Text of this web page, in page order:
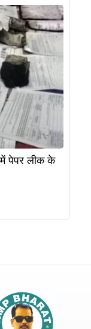
में पेपर लीक के